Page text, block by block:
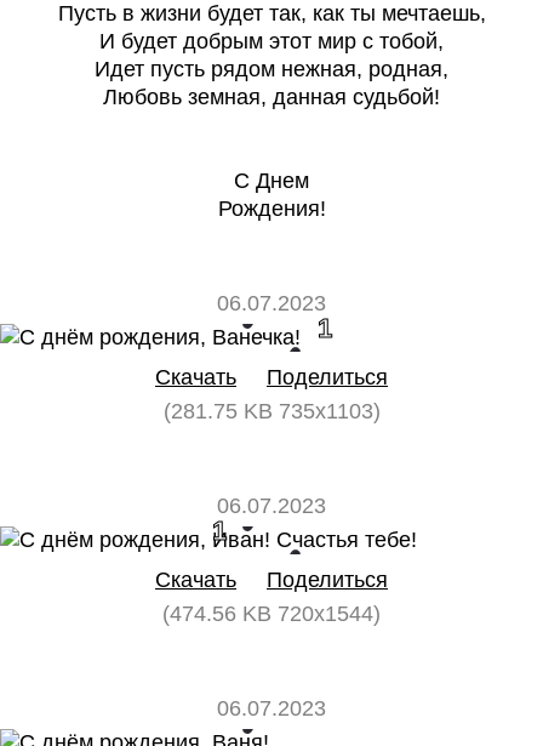
Пусть в жизни будет так, как ты мечтаешь,
И будет добрым этот мир с тобой,
Идет пусть рядом нежная, родная,
Любовь земная, данная судьбой!
С Днем
Рождения!
06.07.2023
0 1
Скачать
Поделиться
(281.75 KB 735x1103)
06.07.2023
1 0
Скачать
Поделиться
(474.56 KB 720x1544)
06.07.2023
0